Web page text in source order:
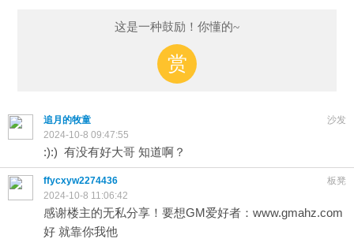
这是一种鼓励！你懂的~
赏
沙发
追月的牧童
2024-10-8 09:47:55
:):) 有没有好大哥 知道啊？
板凳
ffycxyw2274436
2024-10-8 11:06:42
感谢楼主的无私分享！要想GM爱好者：www.gmahz.com
好 就靠你我他